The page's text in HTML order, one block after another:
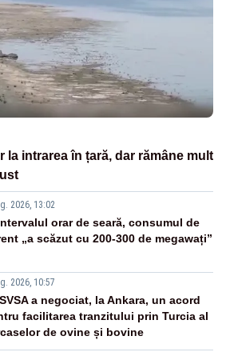
la intrarea în țară, dar rămâne mult
2026, 13:02
orar de seară, consumul de
„a scăzut cu 200-300 de megawați”
2026, 10:57
a negociat, la Ankara, un acord
facilitarea tranzitului prin Turcia al
de ovine și bovine